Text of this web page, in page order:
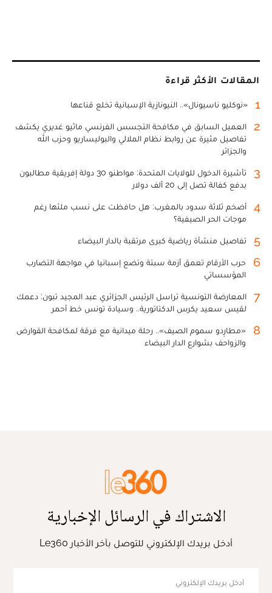
المقالات الأكثر قراءة
1 «نوكليو ناسيونال».. النيونازية الإسبانية تخلع قناعها
2
العميل السابق في مكافحة التجسس الفرنسي ماثيو غديري يكشف
تفاصيل مثيرة عن روابط نظام الملالي والبوليساريو وحزب الله
والجزائر
3
تأشيرة الدخول للولايات المتحدة: مواطنو 30 دولة إفريقية مطالبون
بدفع كفالة تصل إلى 20 ألف دولار
4
أضخم ثلاثة سدود بالمغرب: هل حافظت على نسب ملئها رغم
موجات الحر الصيفية؟
5 تفاصيل منشأة رياضية كبرى مرتقبة بالدار البيضاء
6
حرب الأرقام تعمق أزمة سبتة وتضع إسبانيا في مواجهة التضارب
المؤسساتي
7
المعارضة التونسية تراسل الرئيس الجزائري عبد المجيد تبون: دعمك
لقيس سعيد يكرس الدكتاتورية.. وسيادة تونس خط أحمر
8
«مطارِدو سموم الصيف».. رحلة ميدانية مع فرقة لمكافحة القوارض
والزواحف بشوارع الدار البيضاء
الاشتراك في الرسائل الإخبارية
أدخل بريدك الإلكتروني للتوصل بآخر الأخبار Le360